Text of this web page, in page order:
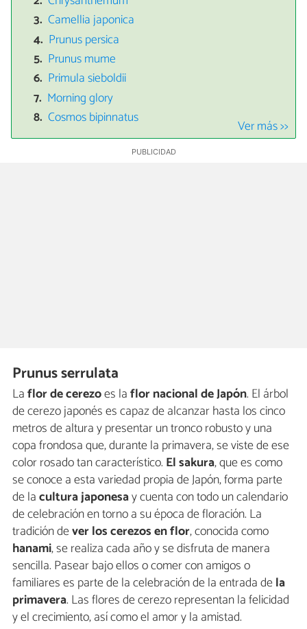
Camellia japonica
Prunus persica
Prunus mume
Primula sieboldii
Morning glory
Cosmos bipinnatus
Ver más >>
Prunus serrulata
Laflor de cerezoes laflor nacional de Japón. El árbol
de cerezo japonés es capaz de alcanzar hasta los cinco
metros de altura y presentar un tronco robusto y una
copa frondosa que, durante la primavera, se viste de ese
color rosado tan característico. El sakura, que es como
se conoce a esta variedad propia de Japón, forma parte
de lacultura japonesay cuenta con todo un calendario
de celebración en torno a su época de floración. La
tradición dever los cerezos en flor, conocida como
hanami, se realiza cada año y se disfruta de manera
sencilla. Pasear bajo ellos o comer con amigos o
familiares es parte de la celebración de la entrada dela
primavera. Las flores de cerezo representan la felicidad
y el crecimiento, así como el amor y la amistad.